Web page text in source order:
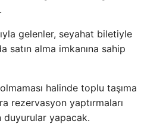
gelenler, seyahat biletiyle
satın alma imkanına sahip
halinde toplu taşıma
rezervasyon yaptırmaları
duyurular yapacak.